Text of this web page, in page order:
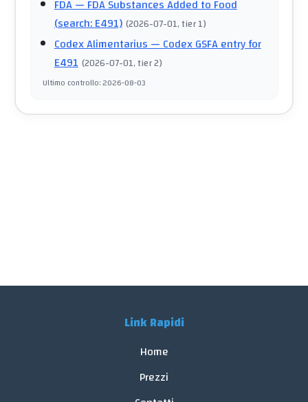
FDA— FDA Substances Added to Food
(search: E491) (2026-07-01, tier 1)
Codex Alimentarius— Codex GSFA entry for
E491 (2026-07-01, tier 2)
Ultimo controllo:2026-08-03
Link Rapidi
Home
Prezzi